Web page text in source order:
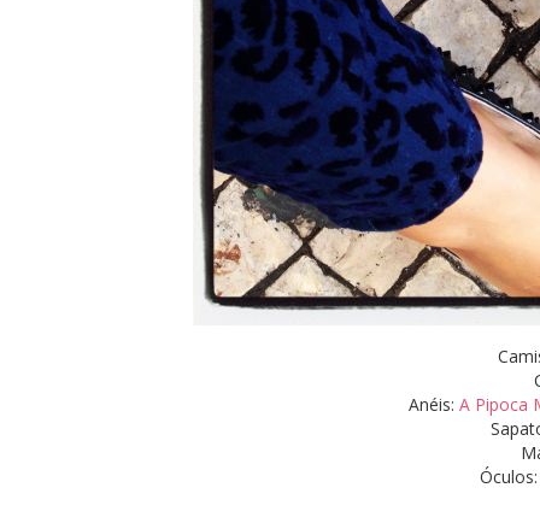
Anéis: A Pipoca